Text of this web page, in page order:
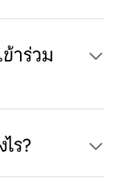
าร่วม
ร?